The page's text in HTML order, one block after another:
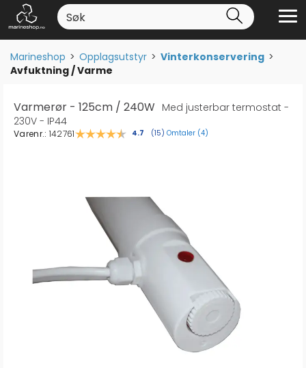
Marineshop>Opplagsutstyr>Vinterkonservering>
Avfuktning / Varme
Varmerør - 125cm / 240W Med justerbar termostat -
230V - IP44
Varenr.: 142761 Gjennomsnittskarakter:
4.7 (stemmer:
15) Omtaler (4)